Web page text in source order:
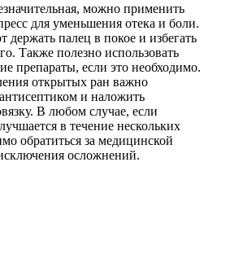
можно применить
для уменьшения отека и боли.
держать палец в покое и избегать
Также полезно использовать
препараты, если это необходимо.
открытых ран важно
и наложить
В любом случае, если
в течение нескольких
обратиться за медицинской
осложнений.